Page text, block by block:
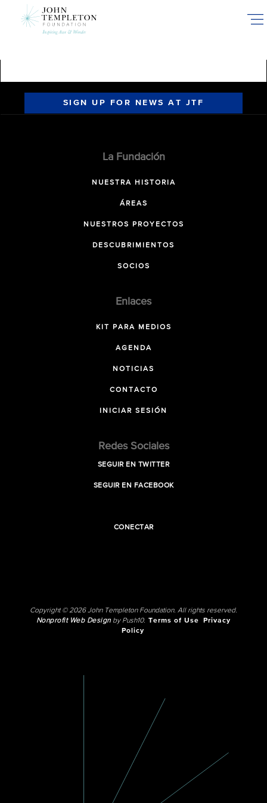
SIGN UP FOR NEWS AT JTF
La Fundación
NUESTRA HISTORIA
ÁREAS
NUESTROS PROYECTOS
DESCUBRIMIENTOS
SOCIOS
Enlaces
KIT PARA MEDIOS
AGENDA
NOTICIAS
CONTACTO
INICIAR SESIÓN
Redes Sociales
SEGUIR EN TWITTER
SEGUIR EN FACEBOOK
CONECTAR
Copyright © 2026 John Templeton Foundation. All rights reserved.
Nonprofit Web Designby Push10. Terms of Use
Privacy
Policy